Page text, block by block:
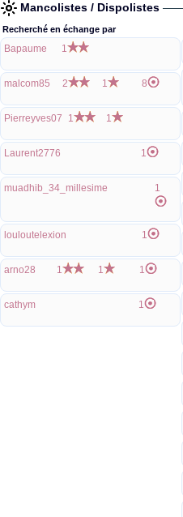
Mancolistes / Dispolistes
Recherché en échange par
Bapaume 1
malcom85 2 1 8
Pierreyves07 1 1
Laurent2776 1
muadhib_34_millesime 1
louloutelexion 1
arno28 1 1 1
cathym 1